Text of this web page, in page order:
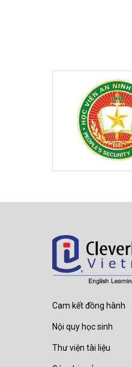
Cam kết đồng hành
Nội quy học sinh
Thư viện tài liệu